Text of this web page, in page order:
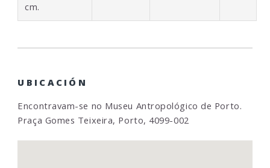
cm.
UBICACIÓN
Encontravam-se no Museu Antropológico de Porto.
Praça Gomes Teixeira, Porto, 4099-002